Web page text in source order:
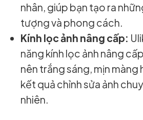
nhân, giúp bạn tạo ra
tượng và phong cách.
Kính lọc ảnh nâng cấp:
năng kính lọc ảnh nâng
nên trắng sáng, mịn màng
kết quả chỉnh sửa ảnh
nhiên.